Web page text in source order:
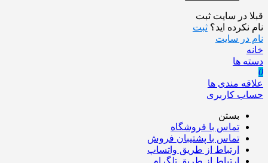
قبلا در سایت ثبت
نام نکرده اید؟ ثبت
نام در سایت
خانه
دسته ها
0
علاقه مندی ها
حساب کاربری
بستن
تماس با فروشگاه
تماس با پشتیبان فروش
ارتباط از طریق واتساپ